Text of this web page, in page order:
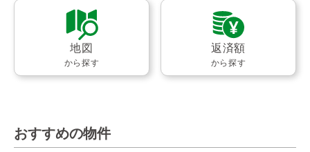
地図
から探す
返済額
から探す
おすすめの物件